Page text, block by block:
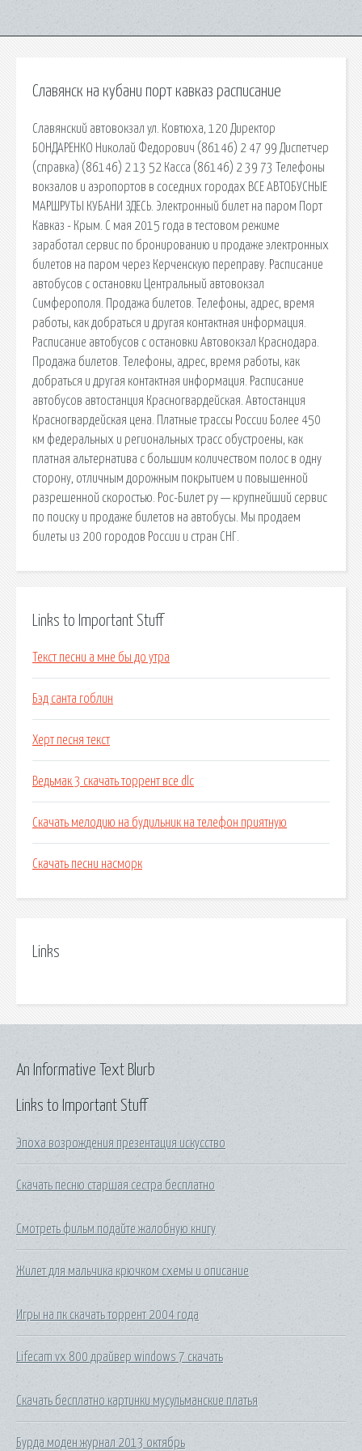
Славянск на кубани порт кавказ расписание
Славянский автовокзал ул. Ковтюха, 120 Директор
БОНДАРЕНКО Николай Федорович (86146) 2 47 99 Диспетчер
(справка) (86146) 2 13 52 Касса (86146) 2 39 73 Телефоны
вокзалов и аэропортов в соседних городах ВСЕ АВТОБУСНЫЕ
МАРШРУТЫ КУБАНИ ЗДЕСЬ. Электронный билет на паром Порт
Кавказ - Крым. С мая 2015 года в тестовом режиме
заработал сервис по бронированию и продаже электронных
билетов на паром через Керченскую переправу. Расписание
автобусов с остановки Центральный автовокзал
Симферополя. Продажа билетов. Телефоны, адрес, время
работы, как добраться и другая контактная информация.
Расписание автобусов с остановки Автовокзал Краснодара.
Продажа билетов. Телефоны, адрес, время работы, как
добраться и другая контактная информация. Расписание
автобусов автостанция Красногвардейская. Автостанция
Красногвардейская цена. Платные трассы России Более 450
км федеральных и региональных трасс обустроены, как
платная альтернатива с большим количеством полос в одну
сторону, отличным дорожным покрытием и повышенной
разрешенной скоростью. Рос-Билет ру — крупнейший сервис
по поиску и продаже билетов на автобусы. Мы продаем
билеты из 200 городов России и стран СНГ.
Links to Important Stuff
Текст песни а мне бы до утра
Бэд санта гоблин
Херт песня текст
Ведьмак 3 скачать торрент все dlc
Скачать мелодию на будильник на телефон приятную
Скачать песни насморк
Links
Links to Important Stuff
Эпоха возрождения презентация искусство
Скачать песню старшая сестра бесплатно
Смотреть фильм подайте жалобную книгу
Жилет для мальчика крючком схемы и описание
Игры на пк скачать торрент 2004 года
Lifecam vx 800 драйвер windows 7 скачать
Скачать бесплатно картинки мусульманские платья
Бурда моден журнал 2013 октябрь
An Informative Text Blurb